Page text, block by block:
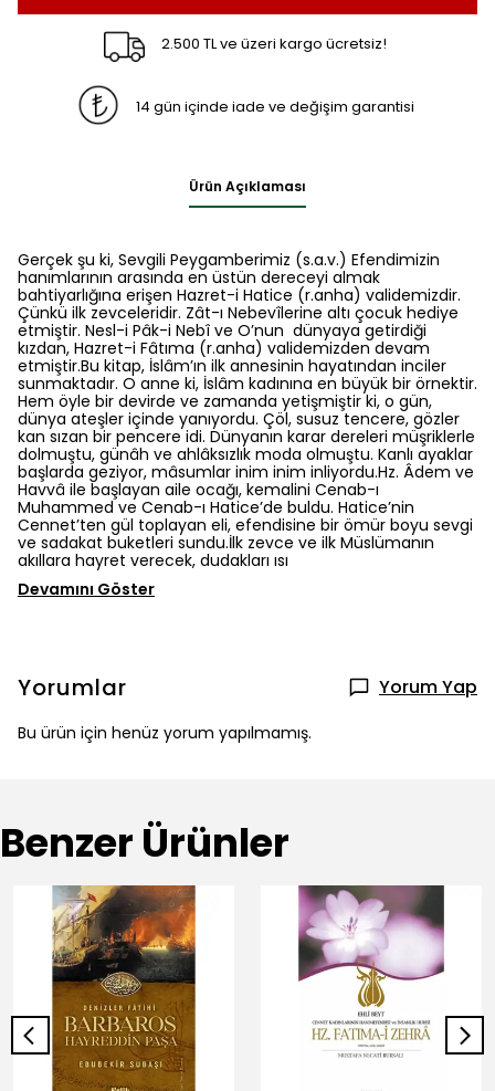
2.500 TL ve üzeri kargo ücretsiz!
14 gün içinde iade ve değişim garantisi
Ürün Açıklaması
Gerçek şu ki, Sevgili Peygamberimiz (s.a.v.) Efendimizin
hanımlarının arasında en üstün dereceyi almak
bahtiyarlığına erişen Hazret-i Hatice (r.anha) validemizdir.
Çünkü ilk zevceleridir. Zât-ı Nebevîlerine altı çocuk hediye
etmiştir. Nesl-i Pâk-i Nebî ve O’nun dünyaya getirdiği
kızdan, Hazret-i Fâtıma (r.anha) validemizden devam
etmiştir.Bu kitap, İslâm’ın ilk annesinin hayatından inciler
sunmaktadır. O anne ki, İslâm kadınına en büyük bir örnektir.
Hem öyle bir devirde ve zamanda yetişmiştir ki, o gün,
dünya ateşler içinde yanıyordu. Çöl, susuz tencere, gözler
kan sızan bir pencere idi. Dünyanın karar dereleri müşriklerle
dolmuştu, günâh ve ahlâksızlık moda olmuştu. Kanlı ayaklar
başlarda geziyor, mâsumlar inim inim inliyordu.Hz. Âdem ve
Havvâ ile başlayan aile ocağı, kemalini Cenab-ı
Muhammed ve Cenab-ı Hatice’de buldu. Hatice’nin
Cennet’ten gül toplayan eli, efendisine bir ömür boyu sevgi
ve sadakat buketleri sundu.İlk zevce ve ilk Müslümanın
akıllara hayret verecek, dudakları ısı
Devamını Göster
Yorumlar Yorum Yap
Bu ürün için henüz yorum yapılmamış.
Benzer Ürünler